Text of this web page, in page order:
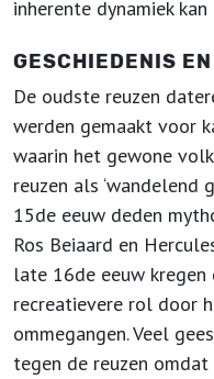
inherente dynamiek
GESCHIEDENIS
De oudste reuzen
werden gemaakt voor
waarin het gewone
reuzen als ‘wandelend
15de eeuw deden
Ros Beiaard en
late 16de eeuw kregen
recreatievere rol door
ommegangen. Veel
tegen de reuzen